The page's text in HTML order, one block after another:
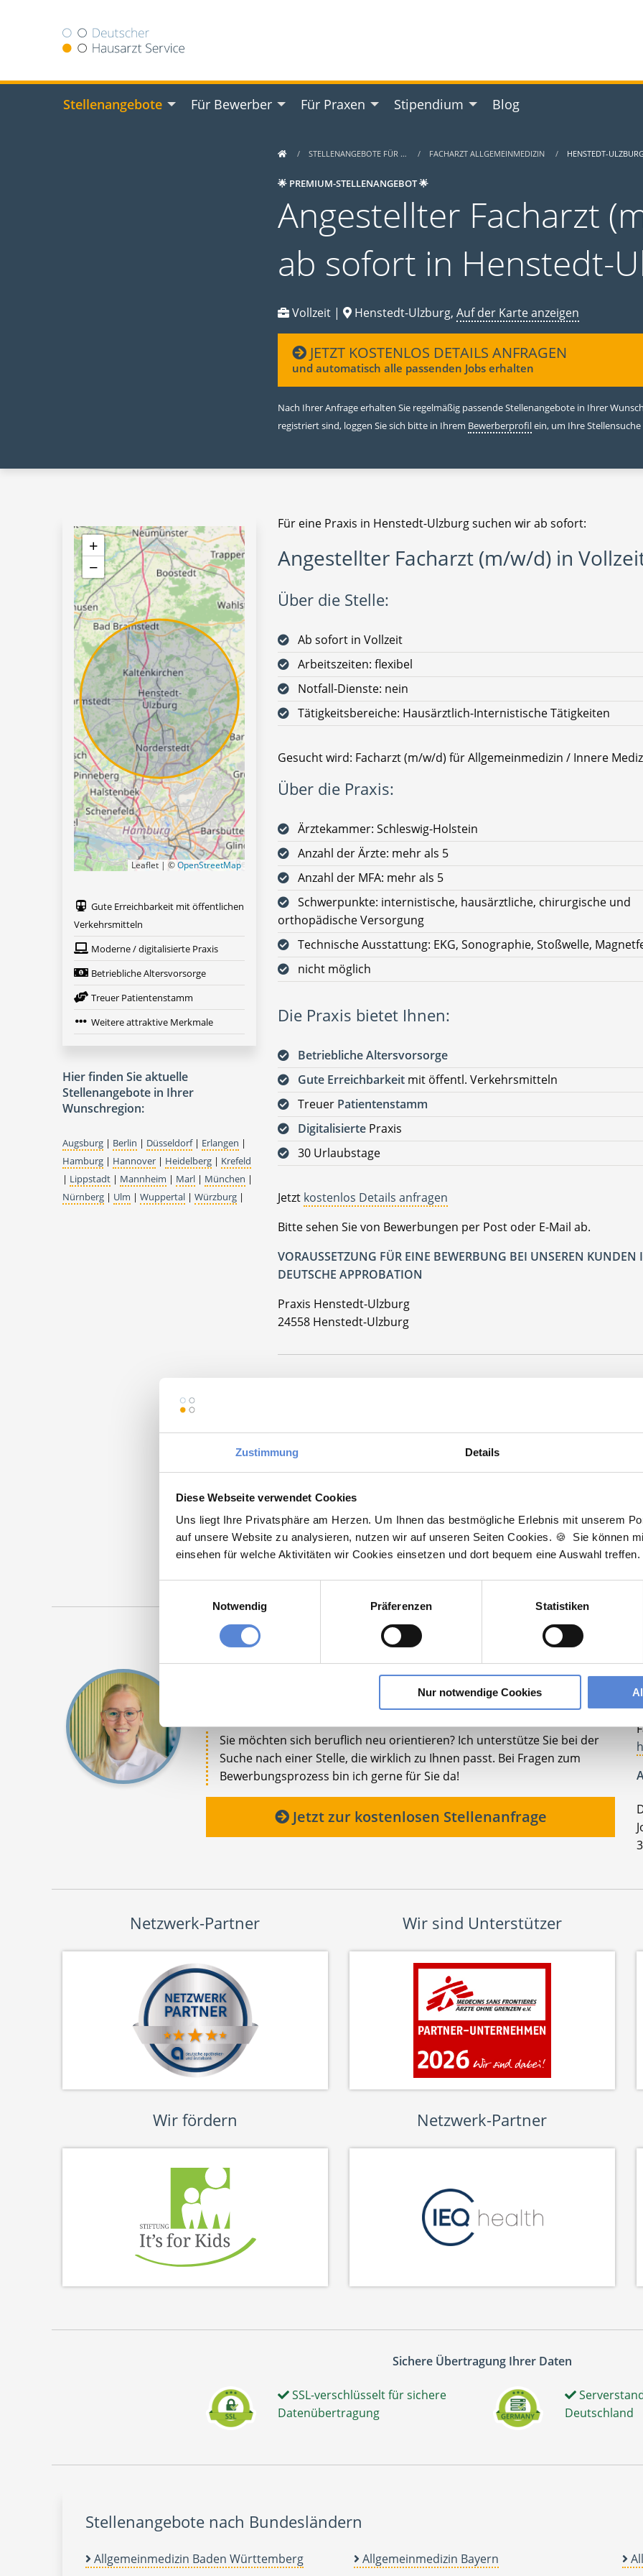
Zustimmung Details
Diese Webseite verwendet Cookies
Uns liegt Ihre Privatsphäre am Herzen. Um Ihnen das bestmögliche Erlebnis mit unserem
auf unsere Website zu analysieren, nutzen wir auf unseren Seiten Cookies. 🍪 Sie können
einsehen für welche Aktivitäten wir Cookies einsetzen und dort bequem eine Auswahl treffen.
Notwendig
Präferenzen Statistiken
Nur notwendige Cookies
Stellenangebote Für Bewerber Für Praxen Stipendium Blog
STELLENANGEBOTE FÜR … FACHARZT ALLGEMEINMEDIZIN HENSTEDT-
🌟 PREMIUM-STELLENANGEBOT 🌟
Angestellter Facharzt
ab sofort in Henstedt-
Vollzeit | Henstedt-Ulzburg, Auf der Karte anzeigen
JETZT KOSTENLOS DETAILS ANFRAGEN
und automatisch alle passenden Jobs erhalten
Nach Ihrer Anfrage erhalten Sie regelmäßig passende Stellenangebote in Ihrer
registriert sind, loggen Sie sich bitte in Ihrem Bewerberprofilein, um Ihre
Für eine Praxis in Henstedt-Ulzburg suchen wir ab sofort:
Angestellter Facharzt (m/w/d) in
Über die Stelle:
Ab sofort in Vollzeit
Arbeitszeiten: flexibel
Notfall-Dienste: nein
Tätigkeitsbereiche: Hausärztlich-Internistische Tätigkeiten
Gesucht wird: Facharzt (m/w/d) für Allgemeinmedizin / Innere
Über die Praxis:
Ärztekammer: Schleswig-Holstein
Anzahl der Ärzte: mehr als 5
Anzahl der MFA: mehr als 5
Schwerpunkte: internistische, hausärztliche, chirurgische und
orthopädische Versorgung
Technische Ausstattung: EKG, Sonographie, Stoßwelle,
nicht möglich
Die Praxis bietet Ihnen:
Betriebliche Altersvorsorge
Gute Erreichbarkeit mit öffentl. Verkehrsmitteln
Treuer Patientenstamm
Digitalisierte Praxis
30 Urlaubstage
Jetzt kostenlos Details anfragen
Bitte sehen Sie von Bewerbungen per Post oder E-Mail ab.
VORAUSSETZUNG FÜR EINE BEWERBUNG BEI UNSEREN KUNDEN
DEUTSCHE APPROBATION
Praxis Henstedt-Ulzburg
24558 Henstedt-Ulzburg
Facharzt Allgemeinmedizin
Maschinenlesbare Version:Stellenangebot als Markdown (CC BY 4.0)
+
−
Leaflet | ©OpenStreetMap
Gute Erreichbarkeit mit öffentlichen
Verkehrsmitteln
Moderne / digitalisierte Praxis
Betriebliche Altersvorsorge
Treuer Patientenstamm
Weitere attraktive Merkmale
Hier finden Sie aktuelle
Stellenangebote in Ihrer
Wunschregion:
Augsburg | Berlin | Düsseldorf| Erlangen |
Hamburg | Hannover | Heidelberg | Krefeld
| Lippstadt | Mannheim | Marl | München |
Nürnberg | Ulm | Wuppertal | Würzburg |
Ihre persönliche Betreuerin
Sie möchten sich beruflich neu orientieren? Ich unterstütze Sie bei der
Suche nach einer Stelle, die wirklich zu Ihnen passt. Bei Fragen zum
Bewerbungsprozess bin ich gerne für Sie da!
Jetzt zur kostenlosen Stellenanfrage
Netzwerk-Partner Wir sind Unterstützer
Wir fördern Netzwerk-Partner
Sichere Übertragung Ihrer Daten
SSL-verschlüsselt für sichere
Datenübertragung
Deutschland
Stellenangebote nach Bundesländern
Allgemeinmedizin Baden Württemberg Allgemeinmedizin Bayern